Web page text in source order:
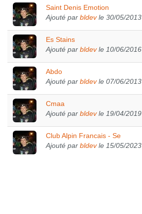
Saint Denis Emotion
Ajouté par bldevle 30/05/2013
Es Stains
Ajouté par bldevle 10/06/2016
Abdo
Ajouté par bldevle 07/06/2013
Cmaa
Ajouté par bldevle 19/04/2019
Club Alpin Francais - Se
Ajouté par bldevle 15/05/2023